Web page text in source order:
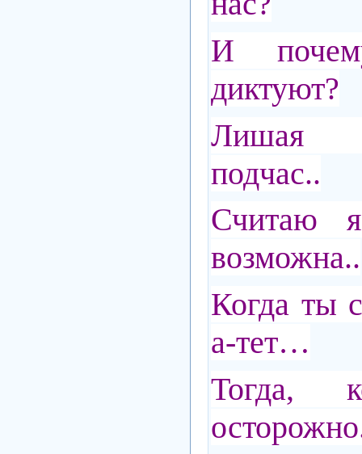
И
диктуют?
Лишая
подчас..
Считаю
возможна..
Когда ты
а-тет…
Тогда,